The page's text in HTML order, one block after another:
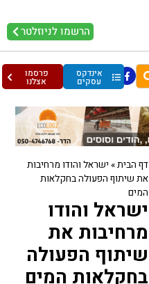
הרשמו לניוזלטר
אינדקס
עסקים
פרסמו
אצלנו
דף הבית» ישראל והודו מרחיבות
את שיתוף הפעולה בחקלאות
המים
ישראל והודו
מרחיבות את
שיתוף הפעולה
בחקלאות המים